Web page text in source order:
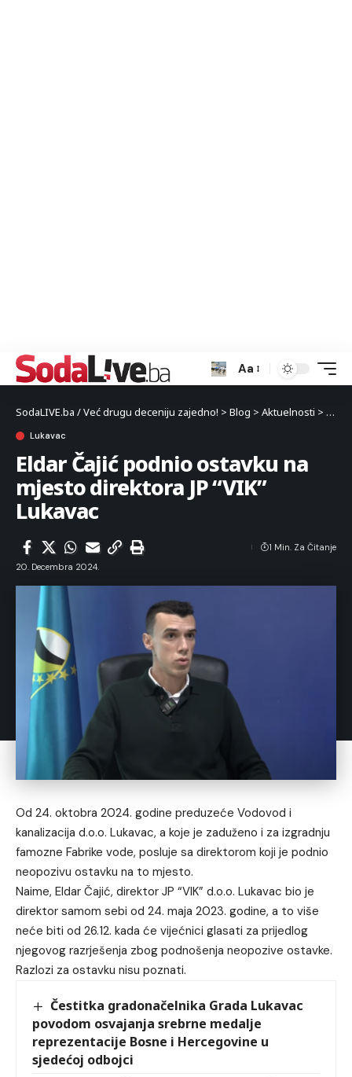
Aa
SodaLIVE.ba / Već drugu deceniju zajedno! > Blog > Aktuelnosti >
Lukavac
Eldar Čajić podnio ostavku na
mjesto direktora JP “VIK”
Lukavac
20. Decembra 2024.
1 Min. Za Čitanje
Od 24. oktobra 2024. godine preduzeće Vodovod i
kanalizacija d.o.o. Lukavac, a koje je zaduženo i za izgradnju
famozne Fabrike vode, posluje sa direktorom koji je podnio
neopozivu ostavku na to mjesto.
Naime, Eldar Čajić, direktor JP “VIK” d.o.o. Lukavac bio je
direktor samom sebi od 24. maja 2023. godine, a to više
neće biti od 26.12. kada će vijećnici glasati za prijedlog
njegovog razrješenja zbog podnošenja neopozive ostavke.
Razlozi za ostavku nisu poznati.
Čestitka gradonačelnika Grada Lukavac
povodom osvajanja srebrne medalje
reprezentacije Bosne i Hercegovine u
sjedećoj odbojci